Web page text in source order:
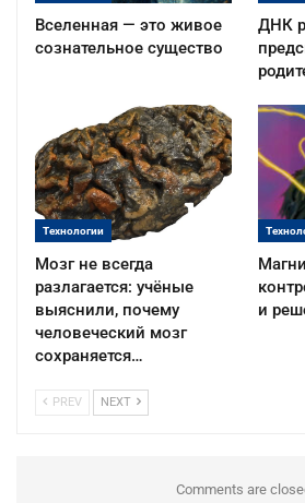
Вселенная — это живое
сознательное существо
ДНК
Технологии
Мозг не всегда
разлагается: учёные
выяснили, почему
человеческий мозг
сохраняется…
и
PREV NEXT
Comments are